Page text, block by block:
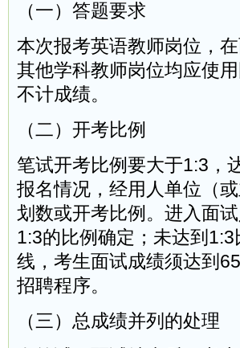
（一）答题要求
本次报考英语教师岗位，
其他学科教师岗位均应使
不计成绩。
（二）开考比例
笔试开考比例要大于1:3，
报名情况，经用人单位（
划数或开考比例。进入面
1:3的比例确定；未达到
线，考生面试成绩须达到
招聘程序。
（三）总成绩并列的处理